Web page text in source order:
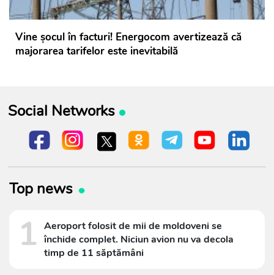
Vine șocul în facturi! Energocom avertizează că
majorarea tarifelor este inevitabilă
Social Networks
Top news
1 Aeroport folosit de mii de moldoveni se
închide complet. Niciun avion nu va decola
timp de 11 săptămâni